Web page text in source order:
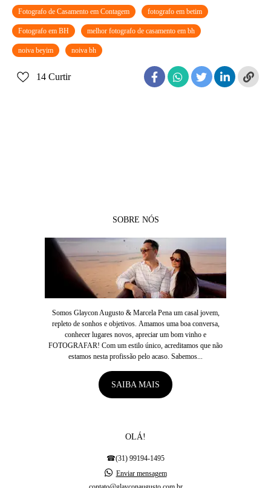
Fotografo de Casamento em Contagem fotografo em betim
Fotografo em BH melhor fotografo de casamento em bh
noiva beyim noiva bh
14 Curtir
SOBRE NÓS
Somos Glaycon Augusto & Marcela Pena um casal jovem,
repleto de sonhos e objetivos. Amamos uma boa conversa,
conhecer lugares novos, apreciar um bom vinho e
FOTOGRAFAR! Com um estilo único, acreditamos que não
estamos nesta profissão pelo acaso. Sabemos...
SAIBA MAIS
OLÁ!
☎(31) 99194-1495
Enviar mensagem